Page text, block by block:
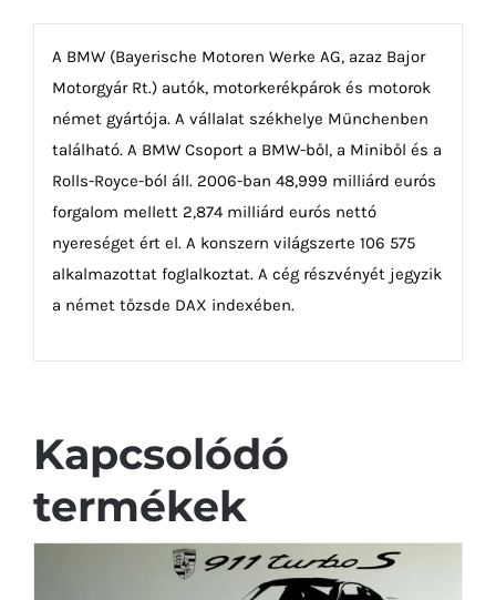
A BMW (Bayerische Motoren Werke AG, azaz Bajor
Motorgyár Rt.) autók, motorkerékpárok és motorok
német gyártója. A vállalat székhelye Münchenben
található. A BMW Csoport a BMW-ből, a Miniből és a
Rolls-Royce-ból áll. 2006-ban 48,999 milliárd eurós
forgalom mellett 2,874 milliárd eurós nettó
nyereséget ért el. A konszern világszerte 106 575
alkalmazottat foglalkoztat. A cég részvényét jegyzik
a német tőzsde DAX indexében.
Kapcsolódó
termékek